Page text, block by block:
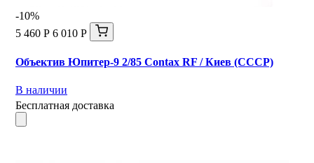
-10%
5 460 Р 6 010 Р
Объектив Юпитер-9 2/85 Contax RF / Киев (СССР)
В наличии
Бесплатная доставка